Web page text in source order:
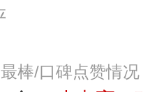
棒/口碑点赞情